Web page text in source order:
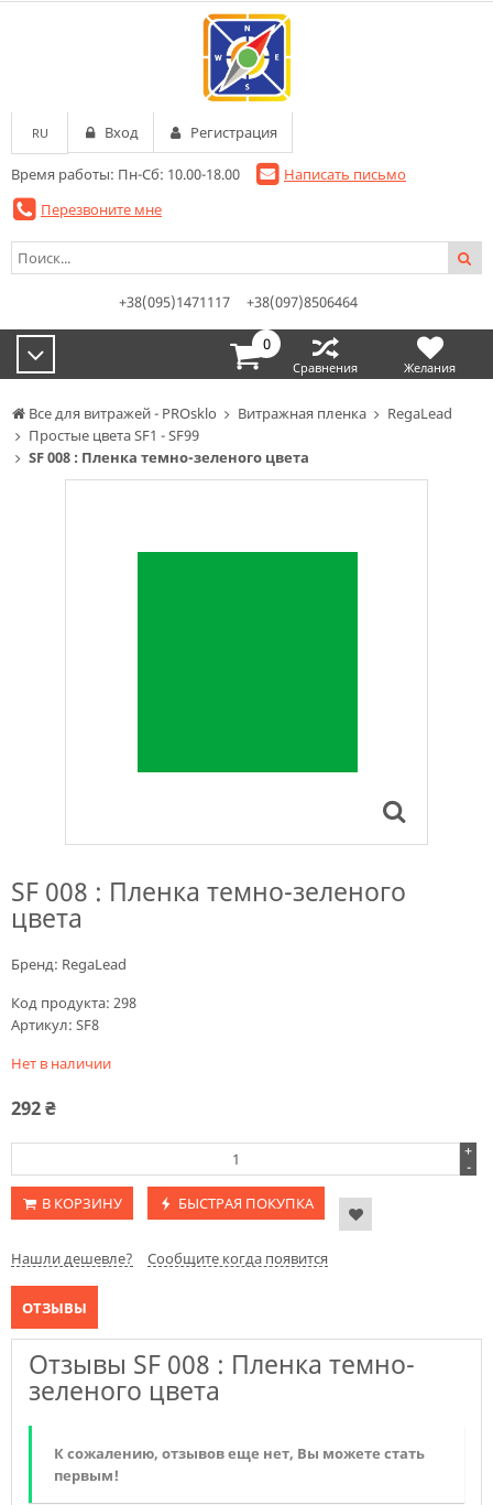
Все для витражей - PROsklo Витражная пленка
RegaLead
Простые цвета SF1 - SF99
SF 008 : Пленка темно-зеленого цвета
SF 008 : Пленка темно-зеленого
цвета
Бренд: RegaLead
Код продукта: 298
Артикул: SF8
Нет в наличии
292₴
+
-
В КОРЗИНУ
БЫСТРАЯ ПОКУПКА
Нашли дешевле? Сообщите когда появится
ОТЗЫВЫ
Отзывы SF 008 : Пленка темно-
зеленого цвета
К сожалению, отзывов еще нет, Вы можете стать
первым!
Время работы: Пн-Сб: 10.00-18.00
Написать письмо
Перезвоните мне
RU Вход Регистрация
+38(095)1471117 +38(097)8506464
0
Сравнения Желания